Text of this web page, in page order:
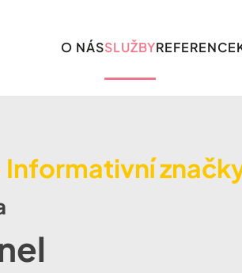
O NÁSSLUŽBYREFERENCE
Informativní